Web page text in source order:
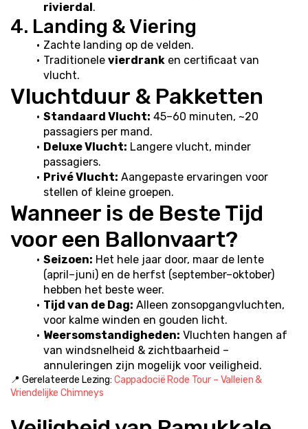
rivierdal .
4. Landing & Viering
Zachte landing op de velden.
Traditionele vierdrank en certificaat van
vlucht.
Vluchtduur & Pakketten
Standaard Vlucht: 45–60 minuten, ~20
passagiers per mand.
Deluxe Vlucht: Langere vlucht, minder
passagiers.
Privé Vlucht: Aangepaste ervaringen voor
stellen of kleine groepen.
Wanneer is de Beste Tijd
voor een Ballonvaart?
Seizoen: Het hele jaar door, maar de lente
(april–juni) en de herfst (september–oktober)
hebben het beste weer.
Tijd van de Dag: Alleen zonsopgangvluchten,
voor kalme winden en gouden licht.
Weersomstandigheden: Vluchten hangen af
van windsnelheid & zichtbaarheid –
annuleringen zijn mogelijk voor veiligheid.
📍 Gerelateerde Lezing: Cappadocië Rode Tour – Valleien &
Vriendelijke Chimneys